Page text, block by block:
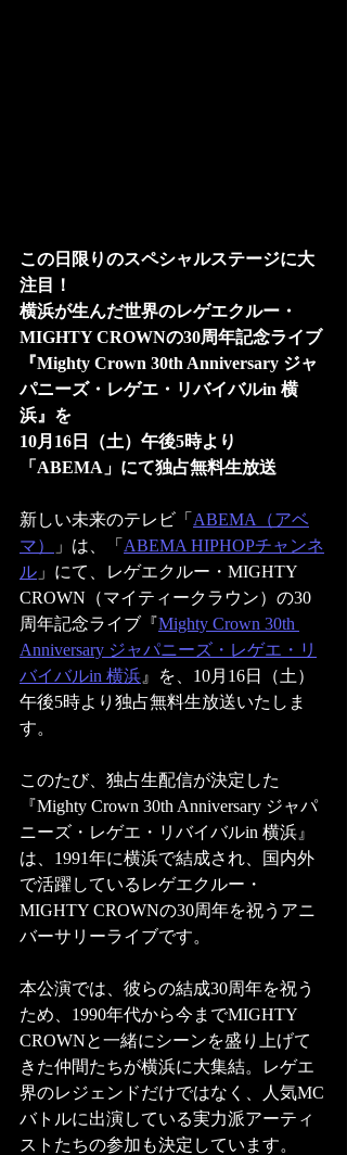
この日限りのスペシャルステージに大
注目！
横浜が生んだ世界のレゲエクルー・
MIGHTY CROWNの30周年記念ライブ
『Mighty Crown 30th Anniversary ジャ
パニーズ・レゲエ・リバイバルin 横
浜』を
10月16日（土）午後5時より
「ABEMA」にて独占無料生放送
新しい未来のテレビ「 ABEMA（アベ
マ）
」は、「 ABEMA HIPHOPチャンネ
ル 」にて、レゲエクルー・MIGHTY
CROWN（マイティークラウン）の30
周年記念ライブ『Mighty Crown 30th
Anniversary ジャパニーズ・レゲエ・リ
バイバルin 横浜 』を、10月16日（土）
午後5時より独占無料生放送いたしま
す。
このたび、独占生配信が決定した
『Mighty Crown 30th Anniversary ジャパ
ニーズ・レゲエ・リバイバルin 横浜』
は、1991年に横浜で結成され、国内外
で活躍しているレゲエクルー・
MIGHTY CROWNの30周年を祝うアニ
バーサリーライブです。
本公演では、彼らの結成30周年を祝う
ため、1990年代から今までMIGHTY
CROWNと一緒にシーンを盛り上げて
きた仲間たちが横浜に大集結。レゲエ
界のレジェンドだけではなく、人気MC
バトルに出演している実力派アーティ
ストたちの参加も決定しています。